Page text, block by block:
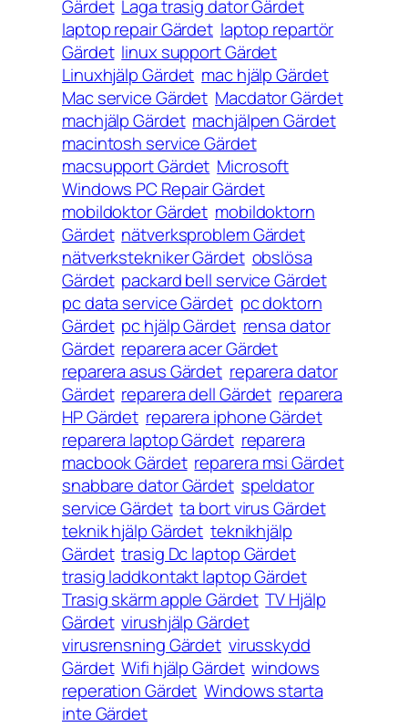
Gärdet Laga trasig dator Gärdet
laptop repair Gärdet laptop repartör
Gärdet linux support Gärdet
Linuxhjälp Gärdet mac hjälp Gärdet
Mac service Gärdet Macdator Gärdet
machjälp Gärdet machjälpen Gärdet
macintosh service Gärdet
macsupport Gärdet Microsoft
Windows PC Repair Gärdet
mobildoktor Gärdet mobildoktorn
Gärdet nätverksproblem Gärdet
nätverkstekniker Gärdet obslösa
Gärdet packard bell service Gärdet
pc data service Gärdet pc doktorn
Gärdet pc hjälp Gärdet rensa dator
Gärdet reparera acer Gärdet
reparera asus Gärdet reparera dator
Gärdet reparera dell Gärdet reparera
HP Gärdet reparera iphone Gärdet
reparera laptop Gärdet reparera
macbook Gärdet reparera msi Gärdet
snabbare dator Gärdet speldator
service Gärdet ta bort virus Gärdet
teknik hjälp Gärdet teknikhjälp
Gärdet trasig Dc laptop Gärdet
trasig laddkontakt laptop Gärdet
Trasig skärm apple Gärdet TV Hjälp
Gärdet virushjälp Gärdet
virusrensning Gärdet virusskydd
Gärdet Wifi hjälp Gärdet windows
reperation Gärdet Windows starta
inte Gärdet